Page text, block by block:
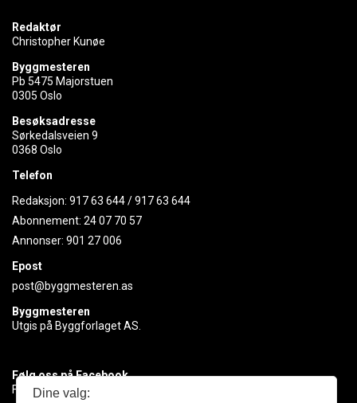
Redaktør
Christopher Kunøe
Byggmesteren
Pb 5475 Majorstuen
0305 Oslo
Besøksadresse
Sørkedalsveien 9
0368 Oslo
Telefon
Redaksjon: 917 63 644/917 63 644
Abonnement: 24 07 70 57
Annonser: 901 27 006
Epost
post@byggmesteren.as
Byggmesteren
Utgis på Byggforlaget AS.
Følg oss på Facebook
Få med deg det siste innen byggebransjen
Dine valg: